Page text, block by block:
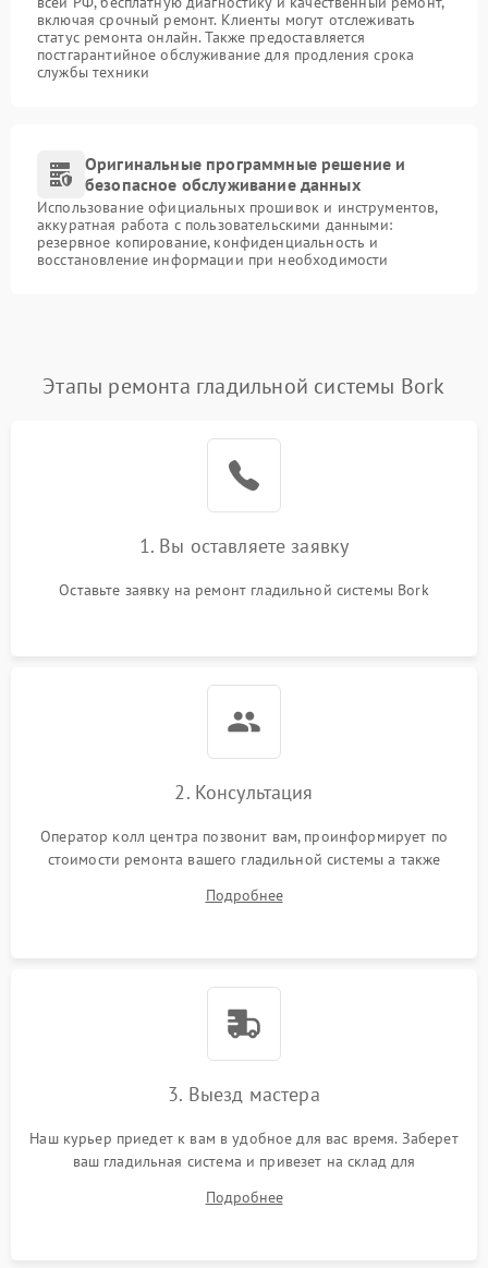
включая срочный ремонт. Клиенты могут отслеживать
статус ремонта онлайн. Также предоставляется
постгарантийное обслуживание для продления срока
службы техники
Оригинальные программные решение и
безопасное обслуживание данных
Использование официальных прошивок и инструментов,
аккуратная работа с пользовательскими данными:
резервное копирование, конфиденциальность и
восстановление информации при необходимости
Этапы ремонта гладильной системы Bork
1. Вы оставляете заявку
Оставьте заявку на ремонт гладильной системы Bork
2. Консультация
Оператор колл центра позвонит вам, проинформирует по
стоимости ремонта вашего гладильной системы а также
Подробнее
3. Выезд мастера
Наш курьер приедет к вам в удобное для вас время. Заберет
ваш гладильная система и привезет на склад для
Подробнее